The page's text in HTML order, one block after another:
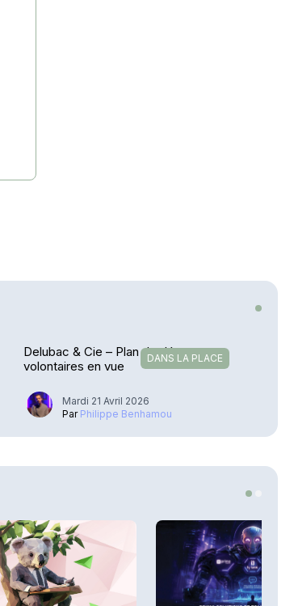
DANS LA PLACE
Delubac & Cie – Plan de départs
volontaires en vue
Mardi 21 Avril 2026
Par Philippe Benhamou